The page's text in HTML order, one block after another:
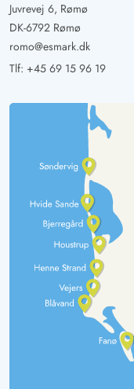
Juvrevej 6, Rømø
DK-6792 Rømø
romo@esmark.dk
Tlf: +45 69 15 96 19